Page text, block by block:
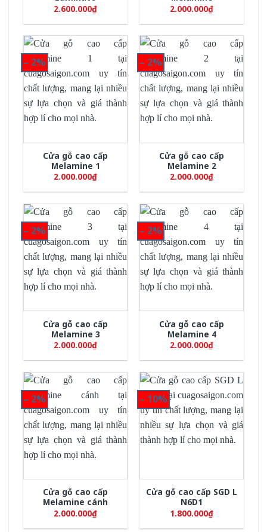
2.600.000₫
2.000.000₫
– 2%
Cửa gỗ cao cấp
Melamine 1
2.000.000₫
– 2%
Cửa gỗ cao cấp
Melamine 2
2.000.000₫
– 2%
Cửa gỗ cao cấp
Melamine 3
2.000.000₫
– 2%
Cửa gỗ cao cấp
Melamine 4
2.000.000₫
– 2%
Cửa gỗ cao cấp
Melamine cánh
2.000.000₫
– 10%
Cửa gỗ cao cấp SGD L
N6D1
1.800.000₫